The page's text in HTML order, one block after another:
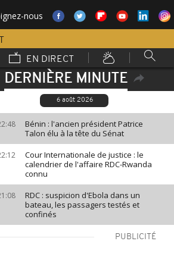
nous
EN DIRECT
DERNIÈRE MINUTE
6 août 2026
Bénin : l'ancien président Patrice
Talon élu à la tête du Sénat
Cour Internationale de justice : le
calendrier de l'affaire RDC-Rwanda
connu
RDC : suspicion d'Ebola dans un
bateau, les passagers testés et
confinés
PUBLICITÉ